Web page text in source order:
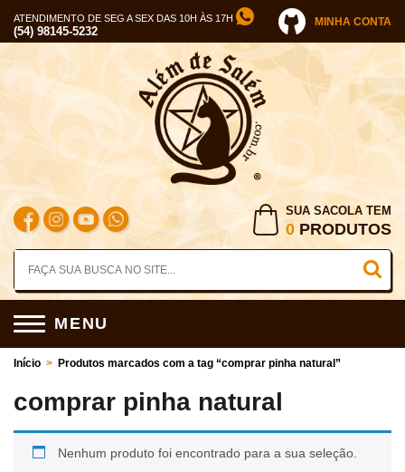
ATENDIMENTO DE SEG A SEX DAS 10H ÀS 17H
(54) 98145-5232
MINHA CONTA
SUA SACOLA TEM
0 PRODUTOS
MENU
Início > Produtos marcados com a tag “comprar pinha natural”
comprar pinha natural
Nenhum produto foi encontrado para a sua seleção.